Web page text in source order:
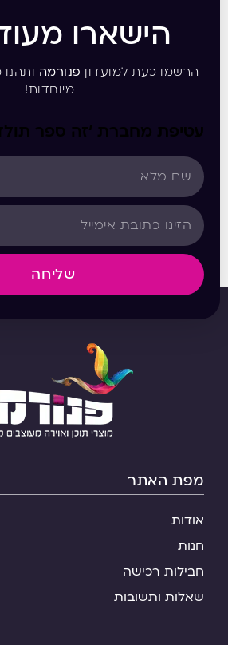
הישארו
הרשמו כעת למועדון פנורמה
מיוחדות!
עטיפת מחברת ‘זה ספר
שליחה
מפת האתר
אודות
חנות
חבילות רכישה
שאלות ותשובות